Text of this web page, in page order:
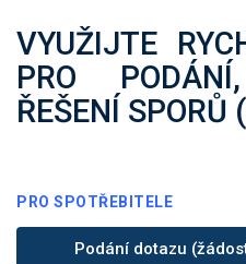
VYUŽIJTE
PRO
ŘEŠENÍ
PRO SPOTŘEBITELE
Podání dotazu